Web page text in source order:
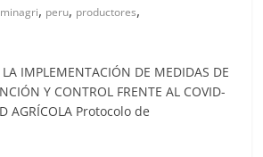
minagri, peru, productores,
IMPLEMENTACIÓN DE MEDIDAS DE
Y CONTROL FRENTE AL COVID-
AGRÍCOLA Protocolo de